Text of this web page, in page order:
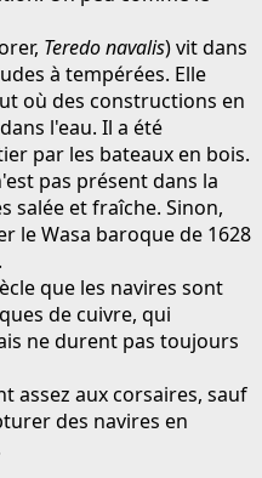
Teredo navalis) vit dans
à tempérées. Elle
où des constructions en
l'eau. Il a été
par les bateaux en bois.
pas présent dans la
salée et fraîche. Sinon,
le Wasa baroque de 1628
que les navires sont
de cuivre, qui
ne durent pas toujours
assez aux corsaires, sauf
des navires en